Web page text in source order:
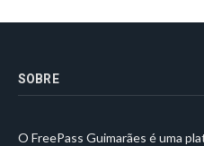
SOBRE
O FreePass Guimarães é uma